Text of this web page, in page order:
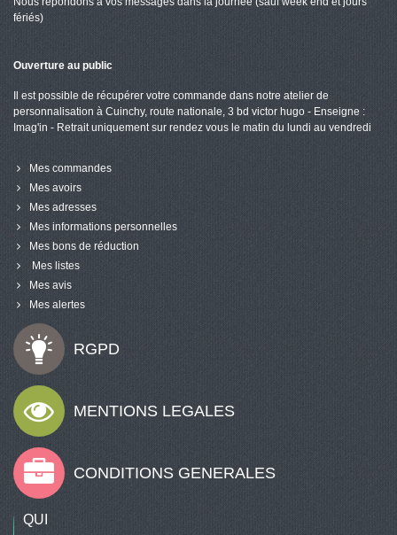
RGPD
MENTIONS LEGALES
CONDITIONS GENERALES
QUI
fériés)
Ouverture au public
Il est possible de récupérer votre commande dans notre atelier de
personnalisation à Cuinchy, route nationale, 3 bd victor hugo - Enseigne :
Imag'in - Retrait uniquement sur rendez vous le matin du lundi au vendredi
Mes commandes
Mes avoirs
Mes adresses
Mes informations personnelles
Mes bons de réduction
Mes listes
Mes avis
Mes alertes